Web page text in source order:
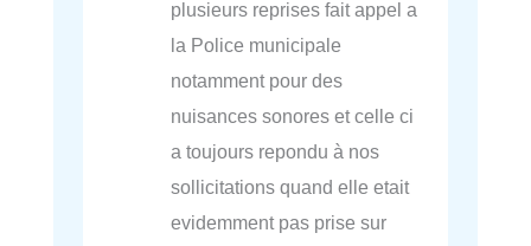
plusieurs reprises fait appel a
la Police municipale
notamment pour des
nuisances sonores et celle ci
a toujours repondu à nos
sollicitations quand elle etait
evidemment pas prise sur